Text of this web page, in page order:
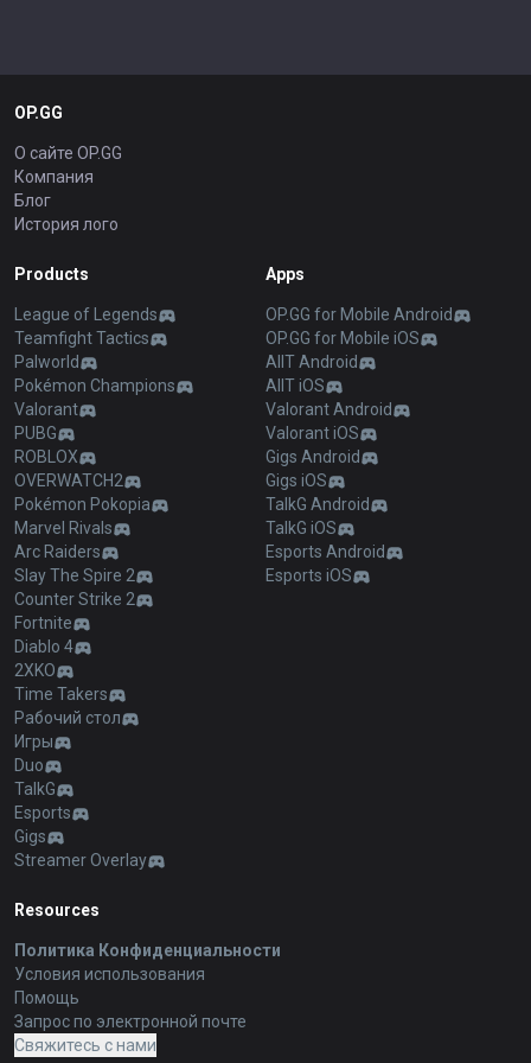
OP.GG
О сайте OP.GG
Компания
Блог
История лого
Products
League of Legends
Teamfight Tactics
Palworld
Pokémon Champions
Valorant
PUBG
ROBLOX
OVERWATCH2
Pokémon Pokopia
Marvel Rivals
Arc Raiders
Slay The Spire 2
Counter Strike 2
Fortnite
Diablo 4
2XKO
Time Takers
Рабочий стол
Игры
Duo
TalkG
Esports
Gigs
Streamer Overlay
Apps
OP.GG for Mobile Android
OP.GG for Mobile iOS
AllT Android
AllT iOS
Valorant Android
Valorant iOS
Gigs Android
Gigs iOS
TalkG Android
TalkG iOS
Esports Android
Esports iOS
Resources
Политика Конфиденциальности
Условия использования
Помощь
Запрос по электронной почте
Свяжитесь с нами